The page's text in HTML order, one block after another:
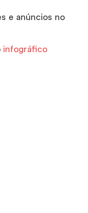
e anúncios no
infográfico